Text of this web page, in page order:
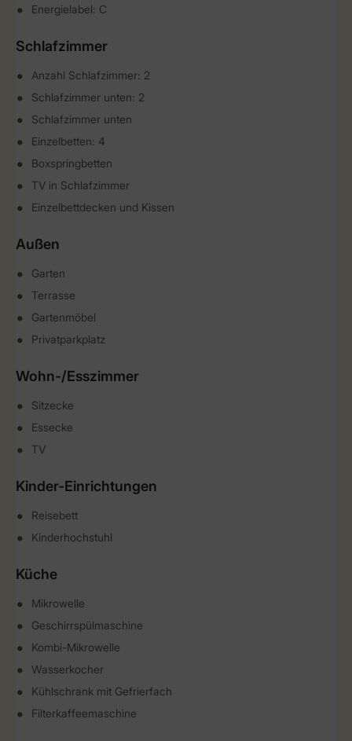
Energielabel: C
Schlafzimmer
Anzahl Schlafzimmer: 2
Schlafzimmer unten: 2
Schlafzimmer unten
Einzelbetten: 4
Boxspringbetten
TV in Schlafzimmer
Einzelbettdecken und Kissen
Außen
Garten
Terrasse
Gartenmöbel
Privatparkplatz
Wohn-/Esszimmer
Sitzecke
Essecke
TV
Kinder-Einrichtungen
Reisebett
Kinderhochstuhl
Küche
Mikrowelle
Geschirrspülmaschine
Kombi-Mikrowelle
Wasserkocher
Kühlschrank mit Gefrierfach
Filterkaffeemaschine